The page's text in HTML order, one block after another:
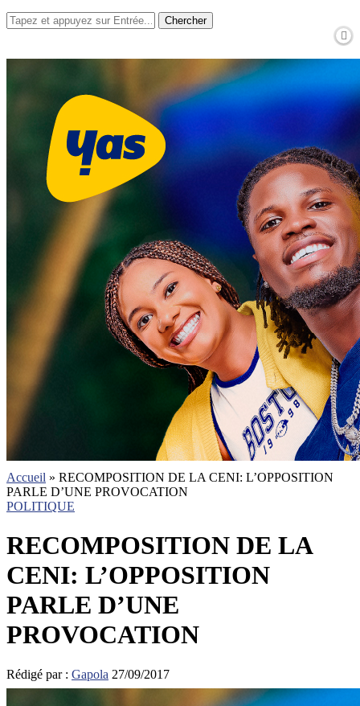
Chercher
Accueil » RECOMPOSITION DE LA CENI: L’OPPOSITION
PARLE D’UNE PROVOCATION
POLITIQUE
RECOMPOSITION DE LA
CENI: L’OPPOSITION
PARLE D’UNE
PROVOCATION
Rédigé par : Gapola 27/09/2017